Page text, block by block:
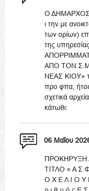
Ο ΔΗΜΑΡΧΟΣ
ι την με
των ορίων)
της
ΑΠΟ ΤΟΝ
ΝΕΑΣ ΚΙΟΥ»
προ φπα,
σχετικά
κάτωθι:
06 Μαΐου
ΠΡΟΚΗΡΥΞΗ
ΤΙΤΛΟ « Α Σ
Ο Χ Ε Λ Ι Ο Υ